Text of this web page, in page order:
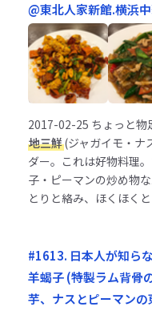
@東北人家新館.横浜
2017-02-25 ちょっと物
地三鮮(ジャガイモ・ナ
ダー。これは好物料理
子・ピーマンの炒め物
とりと絡み、ほくほく
#1613. 日本人が知ら
羊蝎子 (特製ラム背骨
芋、ナスとピーマン